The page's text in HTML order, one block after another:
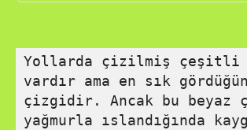
Yollarda çizilmiş
vardır ama en sık
çizgidir. Ancak bu beyaz
yağmurla ıslandığında